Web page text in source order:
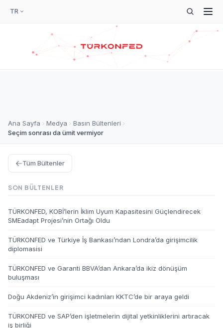
TR
Ana Sayfa Medya
Basın Bültenleri
Seçim sonrası da ümit vermiyor
Tüm Bültenler
SON BÜLTENLER
TÜRKONFED, KOBİ’lerin İklim Uyum Kapasitesini Güçlendirecek
SMEadapt Projesi’nin Ortağı Oldu
TÜRKONFED ve Türkiye İş Bankası’ndan Londra’da girişimcilik
diplomasisi
TÜRKONFED ve Garanti BBVA’dan Ankara’da ikiz dönüşüm
buluşması
Doğu Akdeniz’in girişimci kadınları KKTC’de bir araya geldi
TÜRKONFED ve SAP’den işletmelerin dijital yetkinliklerini artıracak
iş birliği